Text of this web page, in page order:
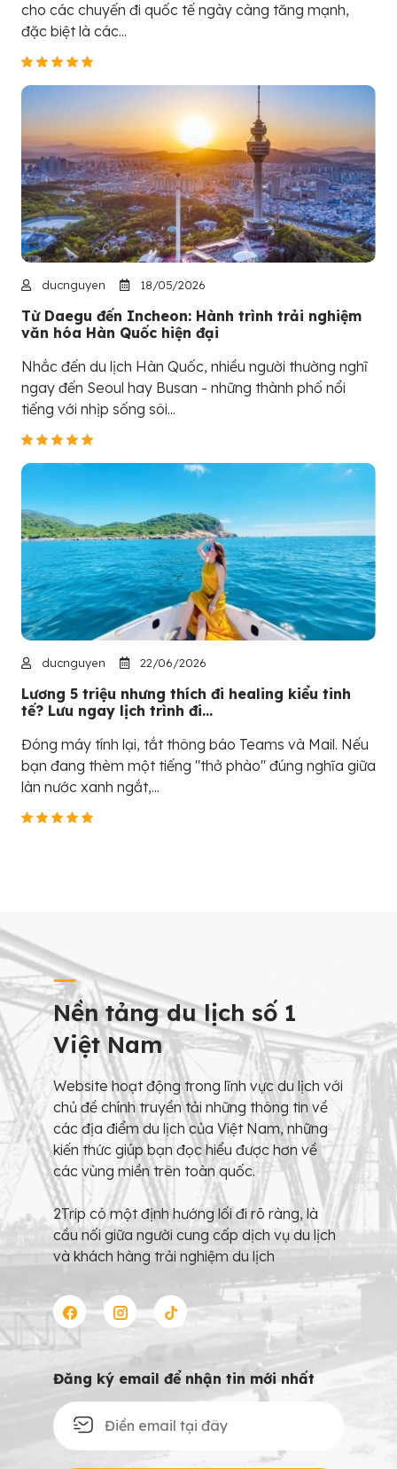
cho các chuyến đi quốc tế ngày càng tăng mạnh,
đặc biệt là các...
ducnguyen 18/05/2026
Từ Daegu đến Incheon: Hành trình trải nghiệm
văn hóa Hàn Quốc hiện đại
Nhắc đến du lịch Hàn Quốc, nhiều người thường nghĩ
ngay đến Seoul hay Busan - những thành phố nổi
tiếng với nhịp sống sôi...
ducnguyen 22/06/2026
Lương 5 triệu nhưng thích đi healing kiểu tinh
tế? Lưu ngay lịch trình đi...
Đóng máy tính lại, tắt thông báo Teams và Mail. Nếu
bạn đang thèm một tiếng "thở phào" đúng nghĩa giữa
làn nước xanh ngắt,...
Nền tảng du lịch số 1
Việt Nam
Website hoạt động trong lĩnh vực du lịch với
chủ đề chính truyền tải những thông tin về
các địa điểm du lịch của Việt Nam, những
kiến thức giúp bạn đọc hiểu được hơn về
các vùng miền trên toàn quốc.
2Trip có một định hướng lối đi rõ ràng, là
cầu nối giữa người cung cấp dịch vụ du lịch
và khách hàng trải nghiệm du lịch
Đăng ký email để nhận tin mới nhất